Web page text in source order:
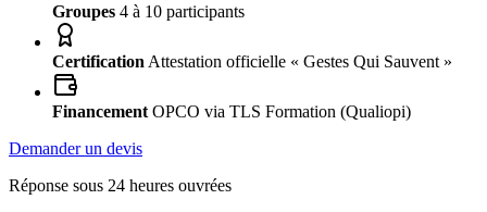
Groupes 4 à 10 participants
Certification Attestation officielle « Gestes Qui Sauvent »
Financement OPCO via TLS Formation (Qualiopi)
Demander un devis
Réponse sous 24 heures ouvrées